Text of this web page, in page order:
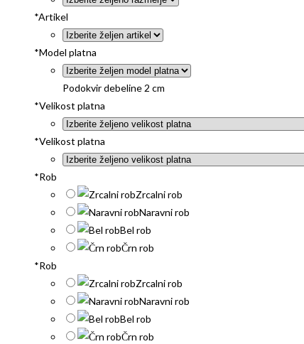
*Artikel
*Model platna
Podokvir debeline 2 cm
*Velikost platna
*Velikost platna
*Rob
Zrcalni rob
Naravni rob
Bel rob
Črn rob
*Rob
Zrcalni rob
Naravni rob
Bel rob
Črn rob